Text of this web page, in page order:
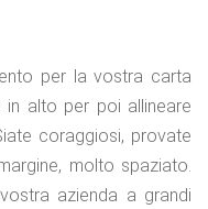
per la vostra carta
in alto per poi allineare
coraggiosi, provate
molto spaziato.
azienda a grandi